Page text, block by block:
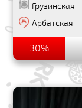
Грузинская
Арбатская
30%